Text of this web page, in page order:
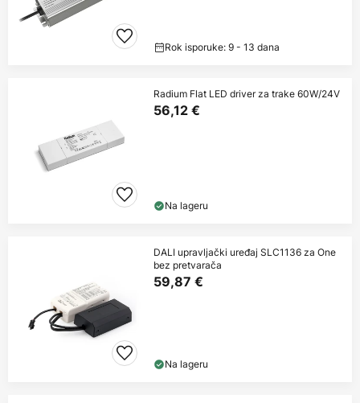
Rok isporuke: 9 - 13 dana
Radium Flat LED driver za trake 60W/24V
56,12 €
Na lageru
DALI upravljački uređaj SLC1136 za One
bez pretvarača
59,87 €
Na lageru